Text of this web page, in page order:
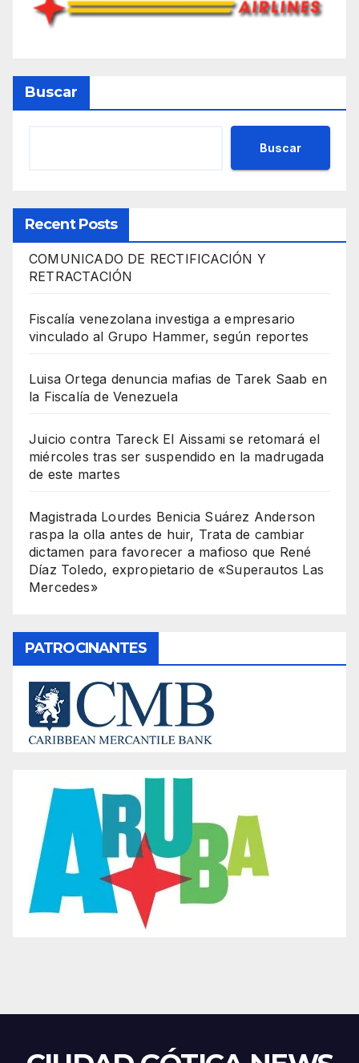
Buscar
Buscar
Recent Posts
COMUNICADO DE RECTIFICACIÓN Y
RETRACTACIÓN
Fiscalía venezolana investiga a empresario
vinculado al Grupo Hammer, según reportes
Luisa Ortega denuncia mafias de Tarek Saab en
la Fiscalía de Venezuela
Juicio contra Tareck El Aissami se retomará el
miércoles tras ser suspendido en la madrugada
de este martes
Magistrada Lourdes Benicia Suárez Anderson
raspa la olla antes de huir, Trata de cambiar
dictamen para favorecer a mafioso que René
Díaz Toledo, expropietario de «Superautos Las
Mercedes»
PATROCINANTES